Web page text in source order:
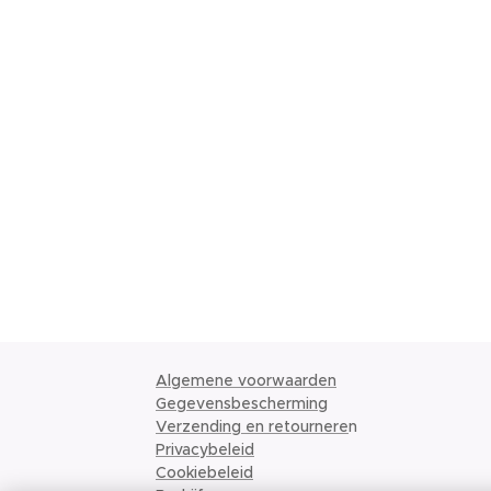
Algemene voorwaarden
Gegevensbescherming
Verzending en retourneren
Privacybeleid
Cookiebeleid